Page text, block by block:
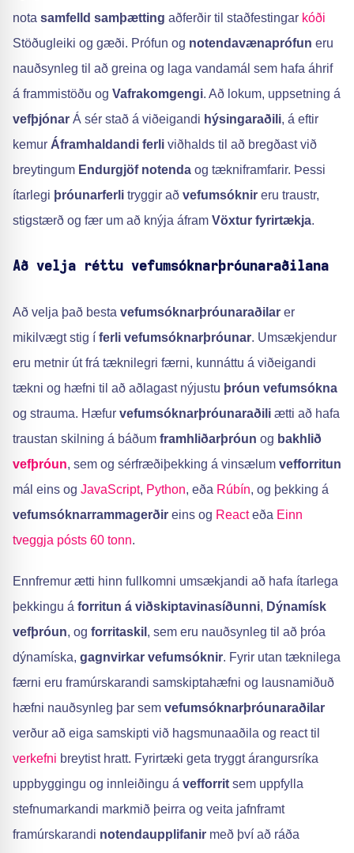
nota samfelld samþætting aðferðir til staðfestingar kóði
Stöðugleiki og gæði. Prófun og notendavænaprófun eru
nauðsynleg til að greina og laga vandamál sem hafa áhrif
á frammistöðu og Vafrakomgengi. Að lokum, uppsetning á
vefþjónar Á sér stað á viðeigandi hýsingaraðili, á eftir
kemur Áframhaldandi ferli viðhalds til að bregðast við
breytingum Endurgjöf notenda og tækniframfarir. Þessi
ítarlegi þróunarferli tryggir að vefumsóknir eru traustr,
stigstærð og fær um að knýja áfram Vöxtur fyrirtækja.
Að velja réttu vefumsóknarþróunaraðilana
Að velja það besta vefumsóknarþróunaraðilar er
mikilvægt stig í ferli vefumsóknarþróunar. Umsækjendur
eru metnir út frá tæknilegri færni, kunnáttu á viðeigandi
tækni og hæfni til að aðlagast nýjustu þróun vefumsókna
og strauma. Hæfur vefumsóknarþróunaraðili ætti að hafa
traustan skilning á báðum framhliðarþróun og bakhlið
vefþróun, sem og sérfræðiþekking á vinsælum vefforritun
mál eins og JavaScript, Python, eða Rúbín, og þekking á
vefumsóknarrammagerðir eins og Reacteða Einn
tveggja pósts 60 tonn.
Ennfremur ætti hinn fullkomni umsækjandi að hafa ítarlega
þekkingu á forritun á viðskiptavinasíðunni, Dýnamísk
vefþróun, og forritaskil , sem eru nauðsynleg til að þróa
dýnamíska, gagnvirkar vefumsóknir. Fyrir utan tæknilega
færni eru framúrskarandi samskiptahæfni og lausnamiðuð
hæfni nauðsynleg þar sem vefumsóknarþróunaraðilar
verður að eiga samskipti við hagsmunaaðila og react til
verkefni breytist hratt. Fyrirtæki geta tryggt árangursríka
uppbyggingu og innleiðingu á vefforrit sem uppfylla
stefnumarkandi markmið þeirra og veita jafnframt
framúrskarandi notendaupplifanir með því að ráða